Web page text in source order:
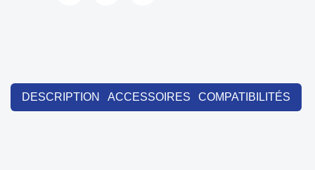
DESCRIPTION ACCESSOIRES COMPATIBILITÉS